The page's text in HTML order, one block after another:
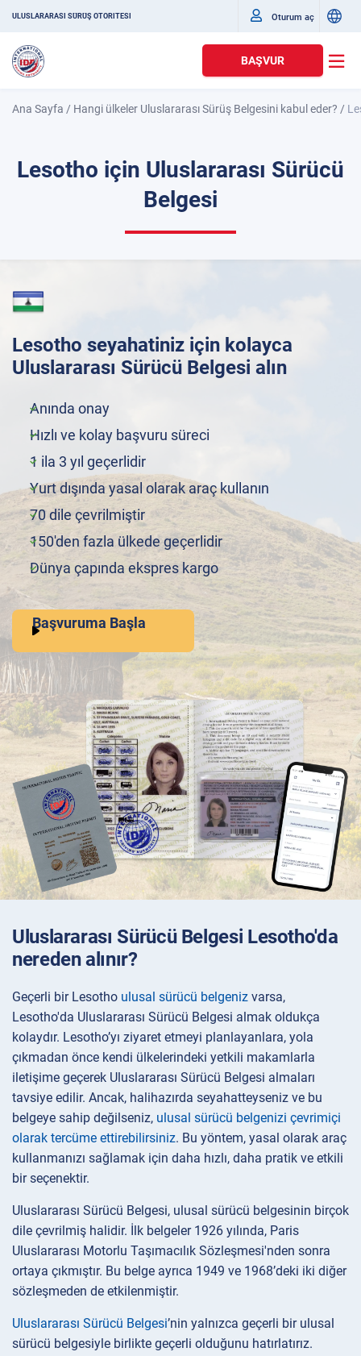
ULUSLARARASI SÜRÜŞ OTORITESI Oturum aç
BAŞVUR
Ana Sayfa / Hangi ülkeler Uluslararası Sürüş Belgesini kabul eder? /
Lesotho için Uluslararası Sürücü
Belgesi
Lesotho seyahatiniz için kolayca
Uluslararası Sürücü Belgesi alın
Anında onay
Hızlı ve kolay başvuru süreci
1 ila 3 yıl geçerlidir
Yurt dışında yasal olarak araç kullanın
70 dile çevrilmiştir
150'den fazla ülkede geçerlidir
Dünya çapında ekspres kargo
Başvuruma Başla
Uluslararası Sürücü Belgesi Lesotho'da
nereden alınır?
Geçerli bir Lesotho ulusal sürücü belgeniz varsa,
Lesotho'da Uluslararası Sürücü Belgesi almak oldukça
kolaydır. Lesotho’yı ziyaret etmeyi planlayanlara, yola
çıkmadan önce kendi ülkelerindeki yetkili makamlarla
iletişime geçerek Uluslararası Sürücü Belgesi almaları
tavsiye edilir. Ancak, halihazırda seyahatteyseniz ve bu
belgeye sahip değilseniz, ulusal sürücü belgenizi çevrimiçi
olarak tercüme ettirebilirsiniz. Bu yöntem, yasal olarak araç
kullanmanızı sağlamak için daha hızlı, daha pratik ve etkili
bir seçenektir.
Uluslararası Sürücü Belgesi, ulusal sürücü belgesinin birçok
dile çevrilmiş halidir. İlk belgeler 1926 yılında, Paris
Uluslararası Motorlu Taşımacılık Sözleşmesi'nden sonra
ortaya çıkmıştır. Bu belge ayrıca 1949 ve 1968’deki iki diğer
sözleşmeden de etkilenmiştir.
Uluslararası Sürücü Belgesi’nin yalnızca geçerli bir ulusal
sürücü belgesiyle birlikte geçerli olduğunu hatırlatırız.